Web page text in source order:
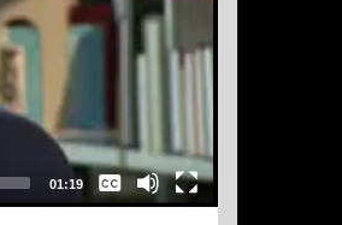
01:19
None
Français